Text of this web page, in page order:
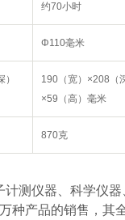
约70小时
Φ110毫米
190（宽）×208（
×59（高）毫米
870克
测仪器、科学仪
种产品的销售，其